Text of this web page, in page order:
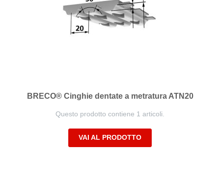
BRECO® Cinghie dentate a metratura ATN20
Questo prodotto contiene 1 articoli.
VAI AL PRODOTTO